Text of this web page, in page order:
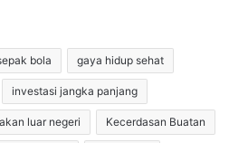
bola gaya hidup sehat
investasi jangka panjang
luar negeri Kecerdasan Buatan